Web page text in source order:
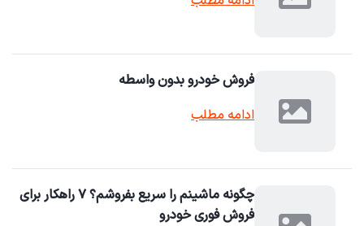
فروش خودرو بدون واسطه
ادامه مطلب
چگونه ماشینم را سریع بفروشم؟ ۷ راهکار برای
فروش فوری خودرو